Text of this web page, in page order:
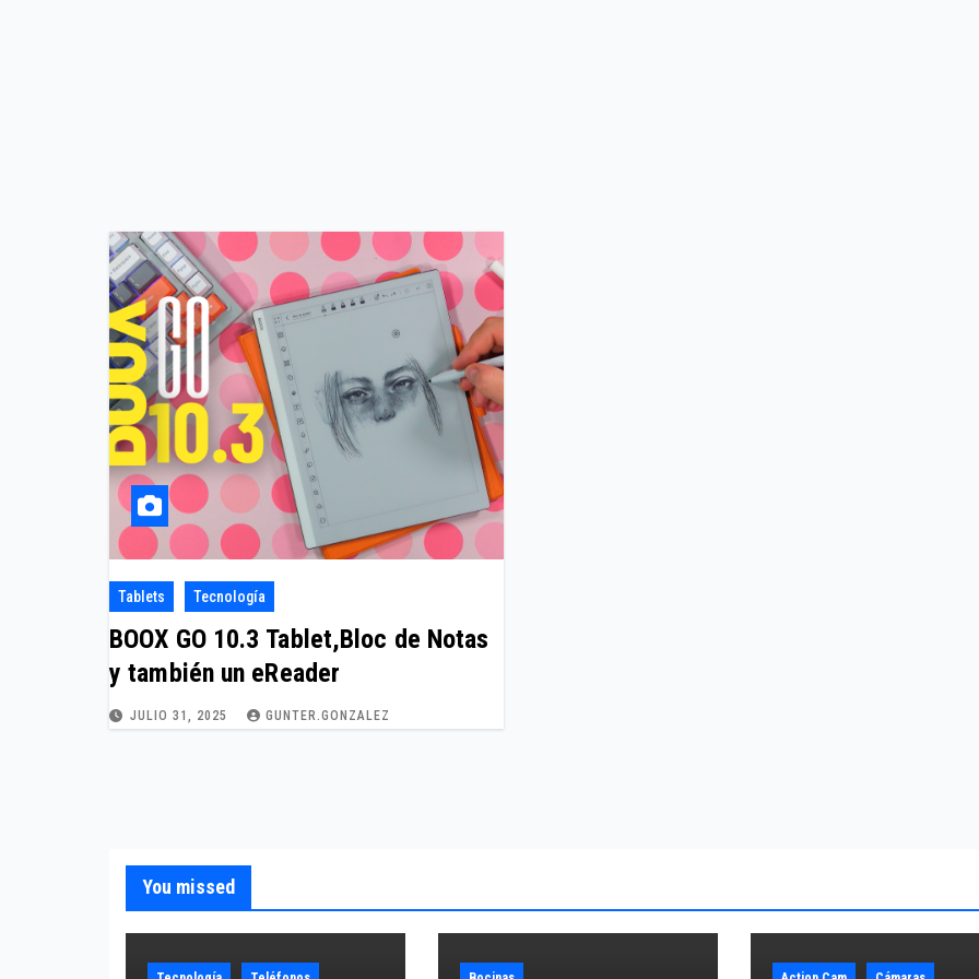
Tablets Tecnología
BOOX GO 10.3 Tablet,Bloc de Notas
y también un eReader
JULIO 31, 2025 GUNTER.GONZALEZ
You missed